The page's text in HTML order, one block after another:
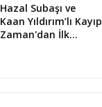
Hazal Subaşı ve
Kaan Yıldırım’lı Kayıp
Zaman'dan İlk